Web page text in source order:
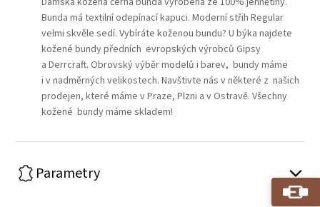
Bunda má textilní odepínací kapuci. Moderní střih Regular
velmi skvěle sedí. Vybíráte koženou bundu? U býka najdete
kožené bundy předních evropských výrobců Gipsy
a Derrcraft. Obrovský výběr modelů i barev, bundy máme
i v nadměrných velikostech. Navštivte nás v některé z našich
prodejen, které máme v Praze, Plzni a v Ostravě. Všechny
kožené bundy máme skladem!
Parametry